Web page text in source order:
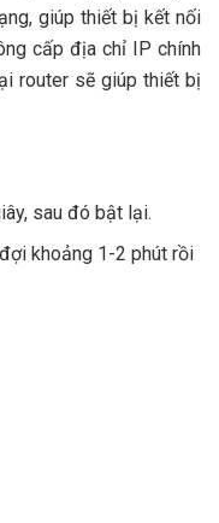
giúp thiết bị kết nối
cấp địa chỉ IP chính
router sẽ giúp thiết bị
sau đó bật lại.
khoảng 1-2 phút rồi